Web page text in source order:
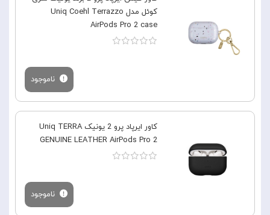
کوئل مدل Uniq Coehl Terrazzo
AirPods Pro 2 case
ناموجود
کاور ایرپاد پرو 2 یونیک Uniq TERRA
GENUINE LEATHER AirPods Pro 2
ناموجود